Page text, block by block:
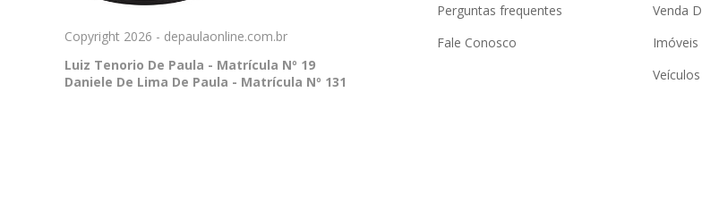
Copyright 2026 - depaulaonline.com.br
Luiz Tenorio De Paula - Matrícula Nº 19
Daniele De Lima De Paula - Matrícula Nº 131
Perguntas frequentes
Fale Conosco
Venda
Imóveis
Veículos